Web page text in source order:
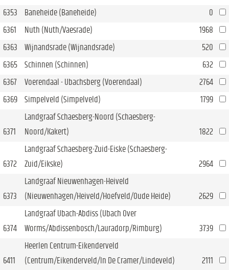
6353
Baneheide (Baneheide)
0
6361
Nuth (Nuth/Vaesrade)
1968
6363
Wijnandsrade (Wijnandsrade)
520
6365
Schinnen (Schinnen)
632
6367
Voerendaal - Ubachsberg (Voerendaal)
2764
6369
Simpelveld (Simpelveld) 1799
6371
Landgraaf Schaesberg-Noord (Schaesberg-
Noord/Kakert)
1822
6372
Landgraaf Schaesberg-Zuid-Eiske (Schaesberg-
Zuid/Eikske)
2964
6373
Landgraaf Nieuwenhagen-Heiveld
(Nieuwenhagen/Heiveld/Hoefveld/Oude Heide)
2629
6374
Landgraaf Ubach-Abdiss (Ubach Over
Worms/Abdissenbosch/Lauradorp/Rimburg)
3739
6411
Heerlen Centrum-Eikenderveld
(Centrum/Eikenderveld/In De Cramer/Lindeveld)
2111